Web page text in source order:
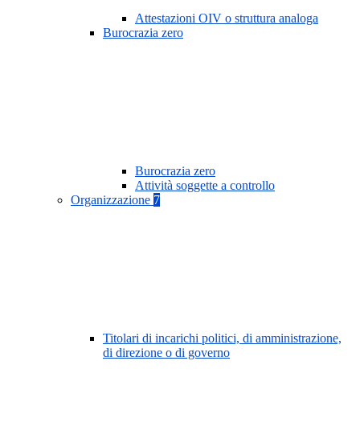
Attestazioni OIV o struttura analoga
Burocrazia zero
Burocrazia zero
Attività soggette a controllo
Organizzazione 7
Titolari di incarichi politici, di amministrazione,
di direzione o di governo